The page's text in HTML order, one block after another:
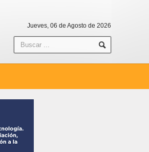
Jueves, 06 de Agosto de 2026